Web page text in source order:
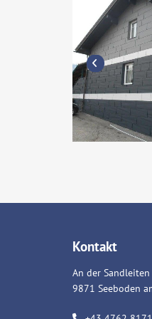
Kontakt
An der
9871 Seeboden